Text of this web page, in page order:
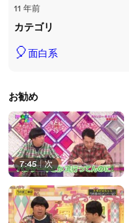
11 年前
カテゴリ
🎈面白系
お勧め
7:45 | 次